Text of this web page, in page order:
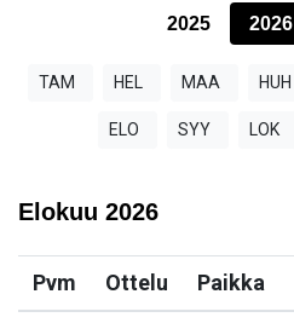
2025 2026
TAM HEL MAA HUH
ELO SYY LOK
Elokuu 2026
Pvm Ottelu Paikka